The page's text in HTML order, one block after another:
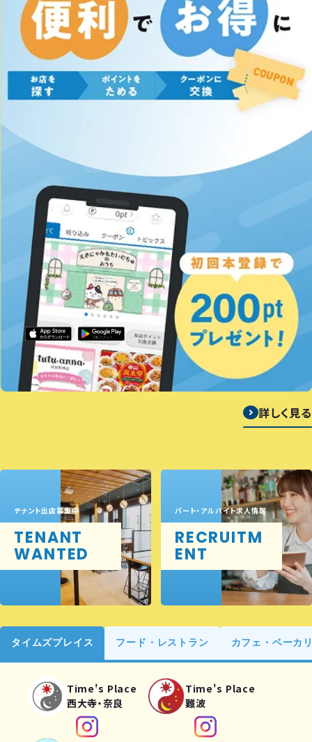
詳しく見る
テナント出店募集中
TENANT
WANTED
パート・アルバイト求人情報
RECRUITM
ENT
タイムズプレイス フード・レストラン カフェ・ベーカ
Time's Place
西大寺・奈良
Time's Place
難波